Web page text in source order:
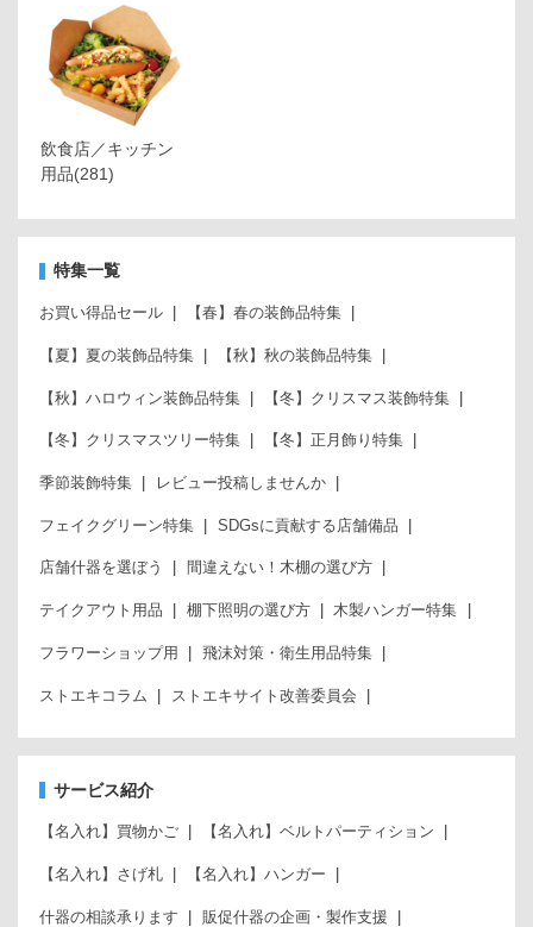
飲食店／キッチン
用品(281)
特集一覧
お買い得品セール 【春】春の装飾品特集
【夏】夏の装飾品特集 【秋】秋の装飾品特集
【秋】ハロウィン装飾品特集 【冬】クリスマス装飾特集
【冬】クリスマスツリー特集 【冬】正月飾り特集
季節装飾特集 レビュー投稿しませんか
フェイクグリーン特集 SDGsに貢献する店舗備品
店舗什器を選ぼう 間違えない！木棚の選び方
テイクアウト用品 棚下照明の選び方 木製ハンガー特集
フラワーショップ用 飛沫対策・衛生用品特集
ストエキコラム ストエキサイト改善委員会
サービス紹介
【名入れ】買物かご 【名入れ】ベルトパーティション
【名入れ】さげ札 【名入れ】ハンガー
什器の相談承ります 販促什器の企画・製作支援